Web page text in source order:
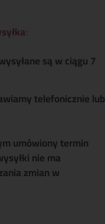
:
są w ciągu 7
telefonicznie lub
umówiony termin
nie ma
zmian w